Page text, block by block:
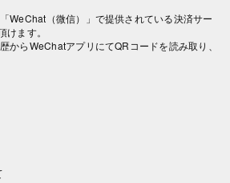
WeChat（微信）」で提供されている決済サー
ます。
からWeChatアプリにてQRコードを読み取り、